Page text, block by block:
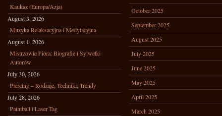
Kaukaz (Europa/Azja)
August 3, 2026
Muzyka Relaksacyjna i Medytacyjna
August 1, 2026
Mistrzowie Pióra: Biografie i Sylwetki
Autorów
July 30, 2026
Piercing – Rodzaje, Techniki, Trendy
July 28, 2026
Paintball i Laser Tag
October 2025
September 2025
August 2025
July 2025
June 2025
May 2025
April 2025
March 2025